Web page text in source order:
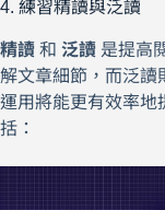
4. 練習精讀與泛讀
精讀 和 泛讀 是提高
解文章細節，而泛讀
運用將能更有效率地
括：